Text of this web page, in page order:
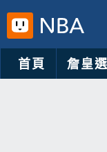
首頁 詹皇